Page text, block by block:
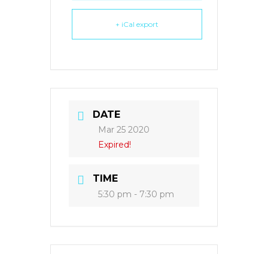
+ iCal export
DATE
Mar 25 2020
Expired!
TIME
5:30 pm - 7:30 pm